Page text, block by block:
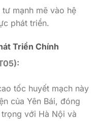
mạnh mẽ vào hệ
phát triển.
Triển Chính
tốc huyết mạch này
của Yên Bái, đóng
với Hà Nội và